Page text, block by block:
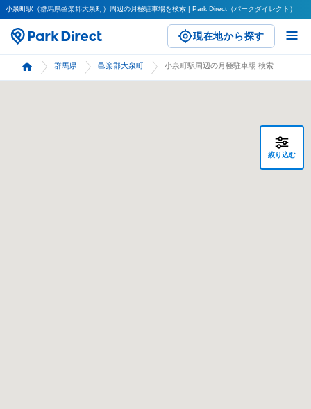
小泉町駅（群馬県邑楽郡大泉町）周辺の月極駐車場を検索 | Park Direct（パークダイレクト）
現在地から探す
群馬県 邑楽郡大泉町 小泉町駅周辺の月極駐車場 検索
絞り込む